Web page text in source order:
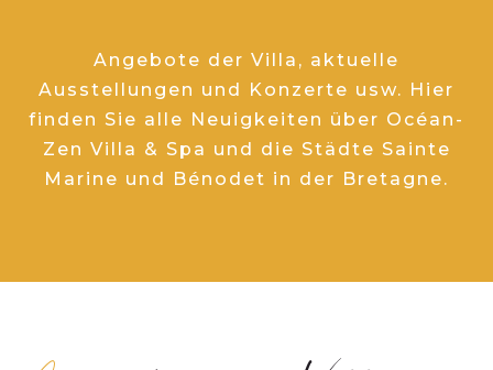
Angebote der Villa, aktuelle
Ausstellungen und Konzerte usw. Hier
finden Sie alle Neuigkeiten über Océan-
Zen Villa & Spa und die Städte Sainte
Marine und Bénodet in der Bretagne.